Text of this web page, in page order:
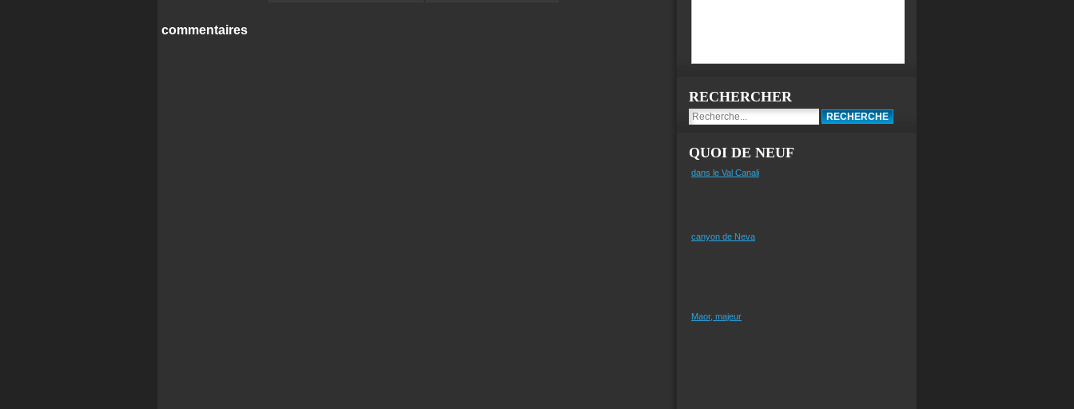
commentaires
RECHERCHER
QUOI DE NEUF
dans le Val Canali
canyon de Neva
Maor, majeur